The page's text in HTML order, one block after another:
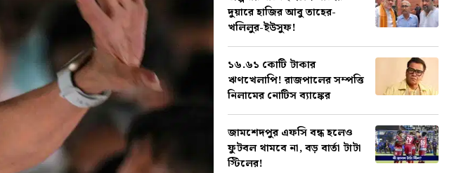
দুয়ারে হাজির আবু তাহের-
খলিলুর-ইউসুফ!
১৬.৬১ কোটি টাকার
ঋণখেলাপি! রাজপালের সম্পত্তি
নিলামের নোটিস ব্যাঙ্কের
জামশেদপুর এফসি বন্ধ হলেও
ফুটবল থামবে না, বড় বার্তা টাটা
স্টিলের!